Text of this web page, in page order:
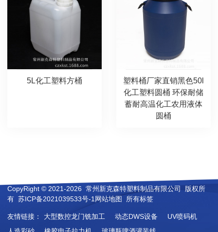
5L化工塑料方桶
塑料桶厂家直销黑色50l
化工塑料圆桶 环保耐储
蓄耐高温化工农用液体
圆桶
CopyRight © 2021-2026 常州新克森特塑料制品有限公司 版权所
有 苏ICP备2021039533号-1 网站地图 所有标签
友情链接： 大型数控龙门铣加工 动态DWS设备
UV喷码机